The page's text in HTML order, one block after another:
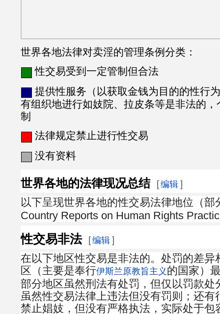
世界各地法律对卖淫的管理条例分类：
性交易受到一定管制但合法
提供性服务（以获取金钱为目的的性行
有组织地进行如妓院、拉皮条等是非法的
制
法律规定禁止进行性交易
没有资料
世界各地的法律现况总结 [编辑 ]
以下呈现世界各地的性交易法律地位（部
Country Reports on Human Rights
性交易非法 [编辑 ]
在以下地区性交易是非法的。处罚的差异
区（主要是奉行伊斯兰原教旨主义 的国家）
部分地区虽然刑法有处罚，但仅以罚款处
虽然性交易法律上违法但没有罚则；还有
禁止娼妓，但没有严格执法，实际处于包